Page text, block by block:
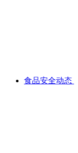
食品安全动态